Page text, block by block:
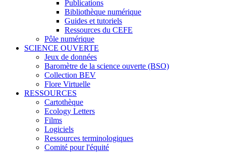
Publications
Bibliothèque numérique
Guides et tutoriels
Ressources du CEFE
Pôle numérique
SCIENCE OUVERTE
Jeux de données
Baromètre de la science ouverte (BSO)
Collection BEV
Flore Virtuelle
RESSOURCES
Cartothèque
Ecology Letters
Films
Logiciels
Ressources terminologiques
Comité pour l'équité